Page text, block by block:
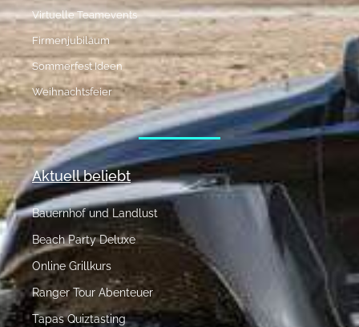
Virtuelle Teamevents
Firmenjubiläum
Sommerfest Ideen
Weihnachtsfeier
Aktuell beliebt
Bauernhof und Landlust
Beach Party Deluxe
Online Grillkurs
Ranger Tour Abenteuer
Tapas Quiztasting